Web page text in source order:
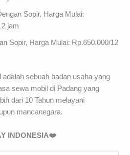
Sopir, Harga Mulai:
jam
Sopir, Harga Mulai: Rp.650.000/12
adalah sebuah badan usaha yang
sewa mobil di Padang yang
dari 10 Tahun melayani
mancanegara.
INDONESIA❤️